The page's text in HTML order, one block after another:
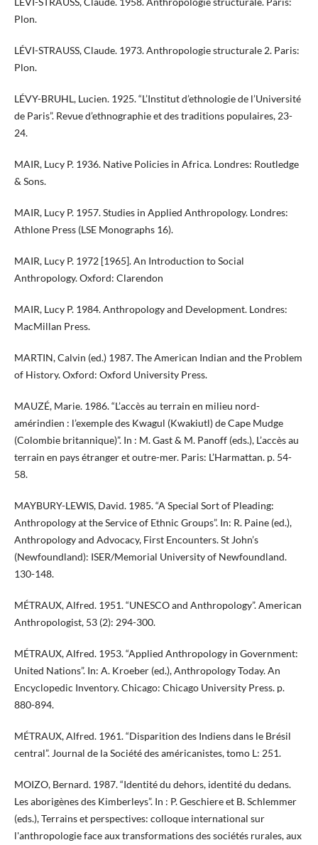
Plon.
​​​LÉVI-STRAUSS, Claude. 1973. Anthropologie structurale 2. Paris:
Plon.
LÉVY-BRUHL, Lucien. 1925. “L’Institut d’ethnologie de l’Université
de Paris”. Revue d’ethnographie et des traditions populaires, 23-
24.
MAIR, Lucy P. 1936. Native Policies in Africa. Londres: Routledge
& Sons.
MAIR, Lucy P. 1957. Studies in Applied Anthropology. Londres:
Athlone Press (LSE Monographs 16).
MAIR, Lucy P. 1972 [1965]. An Introduction to Social
Anthropology. Oxford: Clarendon
MAIR, Lucy P. 1984. Anthropology and Development. Londres:
MacMillan Press.
MARTIN, Calvin (ed.) 1987. The American Indian and the Problem
of History. Oxford: Oxford University Press.
MAUZÉ, Marie. 1986. “L’accès au terrain en milieu nord-
amérindien : l’exemple des Kwagul (Kwakiutl) de Cape Mudge
(Colombie britannique)”. In : M. Gast & M. Panoff (eds.), L’accès au
terrain en pays étranger et outre-mer. Paris: L’Harmattan. p. 54-
58.
MAYBURY-LEWIS, David. 1985. “A Special Sort of Pleading:
Anthropology at the Service of Ethnic Groups”. In: R. Paine (ed.),
Anthropology and Advocacy, First Encounters. St John’s
(Newfoundland): ISER/Memorial University of Newfoundland.
130-148.
MÉTRAUX, Alfred. 1951. “UNESCO and Anthropology”. American
Anthropologist, 53 (2): 294-300.
MÉTRAUX, Alfred. 1953. “Applied Anthropology in Government:
United Nations”. In: A. Kroeber (ed.), Anthropology Today. An
Encyclopedic Inventory. Chicago: Chicago University Press. p.
880-894.
MÉTRAUX, Alfred. 1961. “Disparition des Indiens dans le Brésil
central”. Journal de la Société des américanistes, tomo L: 251.
MOIZO, Bernard. 1987. “Identité du dehors, identité du dedans.
Les aborigènes des Kimberleys”. In : P. Geschiere et B. Schlemmer
(eds.), Terrains et perspectives: colloque international sur
l'anthropologie face aux transformations des sociétés rurales, aux